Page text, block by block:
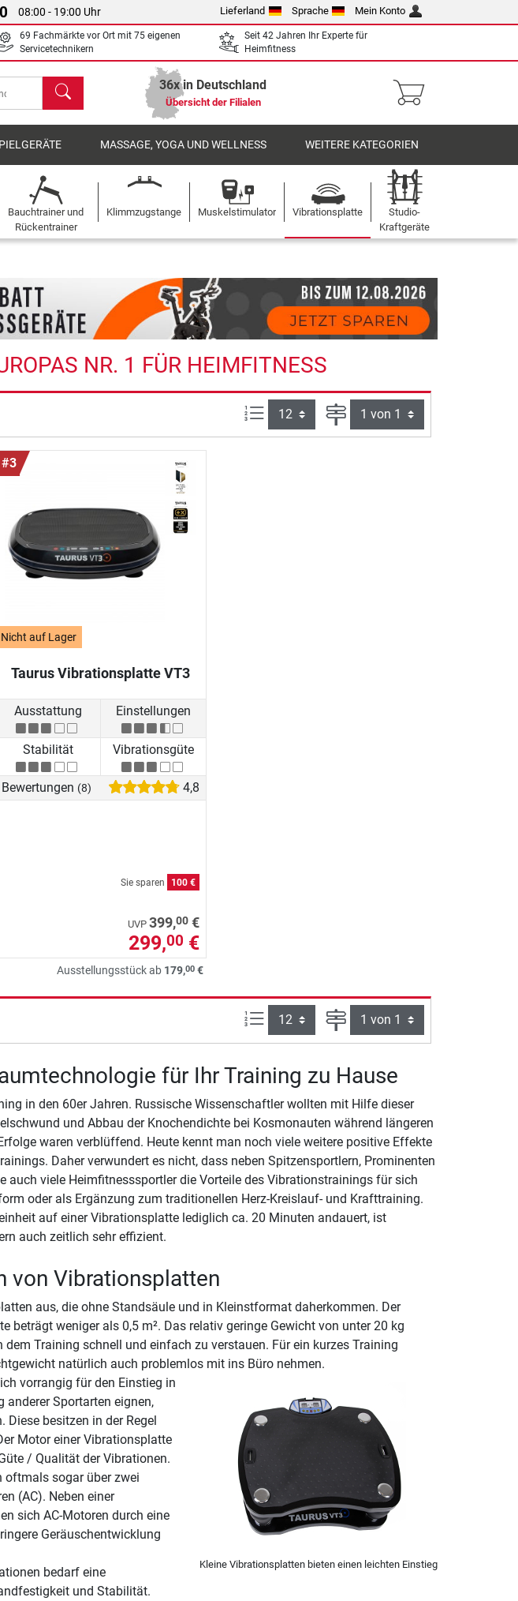
08:00 - 19:00 Uhr Lieferland Sprache Mein Konto
69 Fachmärkte vor Ort mit 75 eigenen
Servicetechnikern
Seit 42 Jahren Ihr Experte für
Heimfitness
Suchen 36x in Deutschland
Übersicht der Filialen
MASSAGE, YOGA UND WELLNESS WEITERE KATEGORIEN
Bauchtrainer und
Rückentrainer
Klimmzugstange Muskelstimulator Vibrationsplatte
Studio-
Kraftgeräte
NR. 1 FÜR HEIMFITNESS
Artikel pro Seite: Seite
#3
Nicht auf Lager
Taurus Vibrationsplatte VT3
Ausstattung Einstellungen
Stabilität Vibrationsgüte
Bewertungen (8) 4,8
Sie sparen 100 €
UVP 399,00 €
299,00 €
Ausstellungsstück ab 179,00 €
Artikel pro Seite: Seite
für Ihr Training zu Hause
in den 60er Jahren. Russische Wissenschaftler wollten mit Hilfe dieser
und Abbau der Knochendichte bei Kosmonauten während längeren
waren verblüffend. Heute kennt man noch viele weitere positive Effekte
Daher verwundert es nicht, dass neben Spitzensportlern, Prominenten
auch viele Heimfitnesssportler die Vorteile des Vibrationstrainings für sich
oder als Ergänzung zum traditionellen Herz-Kreislauf- und Krafttraining.
auf einer Vibrationsplatte lediglich ca. 20 Minuten andauert, ist
auch zeitlich sehr effizient.
von Vibrationsplatten
aus, die ohne Standsäule und in Kleinstformat daherkommen. Der
beträgt weniger als 0,5 m². Das relativ geringe Gewicht von unter 20 kg
Training schnell und einfach zu verstauen. Für ein kurzes Training
natürlich auch problemlos mit ins Büro nehmen.
Kleine Vibrationsplatten bieten einen leichten Einstieg
vorrangig für den Einstieg in
Sportarten eignen,
besitzen in der Regel
Motor einer Vibrationsplatte
/ Qualität der Vibrationen.
oftmals sogar über zwei
(AC). Neben einer
sich AC-Motoren durch eine
Geräuschentwicklung
bedarf eine
und Stabilität.